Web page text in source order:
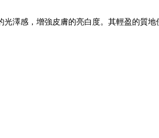
澤感，增強皮膚的亮白度。其輕盈的質